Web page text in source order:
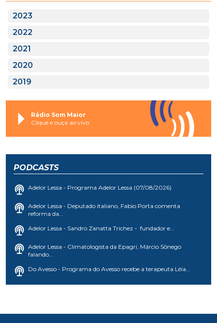
2023
2022
2021
2020
2019
Rádio Som Maior
Clique e ouça ao vivo
PODCASTS
Adelor Lessa - Programa Adelor Lessa (07/08/2026)
Adelor Lessa - Deputado italiano, Fabio Porta comenta
reforma da...
Adelor Lessa - Sandro Zanatta Trichez - fundador e...
Adelor Lessa - Climatologista da Epagri, Márcio Sônego
falando...
Do Avesso - Programa do Avesso recebe a terapeuta Léia...